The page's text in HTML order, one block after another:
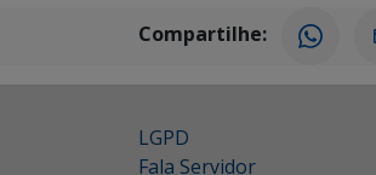
Compartilhe:
LGPD
Fala Servidor